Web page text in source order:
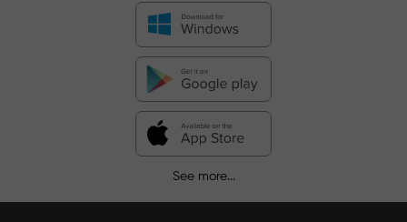
See more...